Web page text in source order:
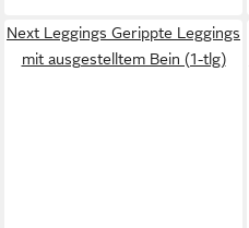
Next Leggings Gerippte Leggings
mit ausgestelltem Bein (1-tlg)